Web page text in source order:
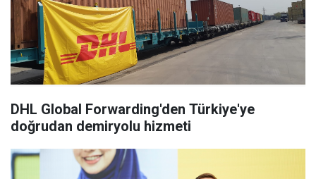
DHL Global Forwarding'den Türkiye'ye
doğrudan demiryolu hizmeti